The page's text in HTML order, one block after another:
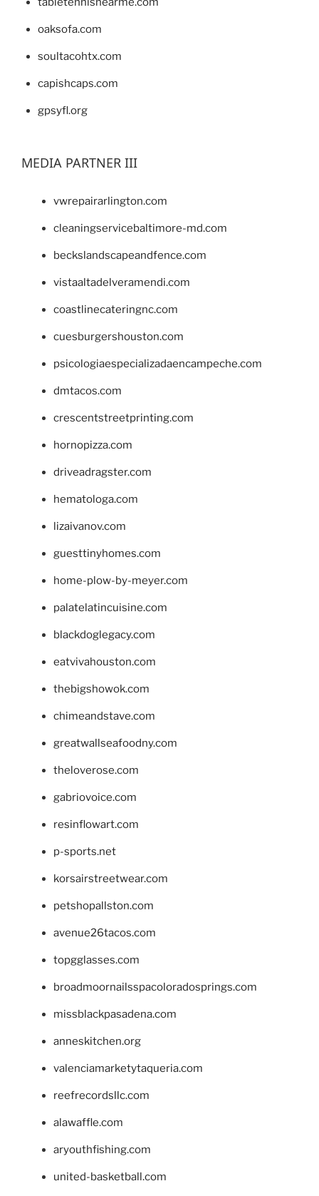
oaksofa.com
soultacohtx.com
capishcaps.com
gpsyfl.org
MEDIA PARTNER III
vwrepairarlington.com
cleaningservicebaltimore-md.com
beckslandscapeandfence.com
vistaaltadelveramendi.com
coastlinecateringnc.com
cuesburgershouston.com
psicologiaespecializadaencampeche.com
dmtacos.com
crescentstreetprinting.com
hornopizza.com
driveadragster.com
hematologa.com
lizaivanov.com
guesttinyhomes.com
home-plow-by-meyer.com
palatelatincuisine.com
blackdoglegacy.com
eatvivahouston.com
thebigshowok.com
chimeandstave.com
greatwallseafoodny.com
theloverose.com
gabriovoice.com
resinflowart.com
p-sports.net
korsairstreetwear.com
petshopallston.com
avenue26tacos.com
topgglasses.com
broadmoornailsspacoloradosprings.com
missblackpasadena.com
anneskitchen.org
valenciamarketytaqueria.com
reefrecordsllc.com
alawaffle.com
aryouthfishing.com
united-basketball.com